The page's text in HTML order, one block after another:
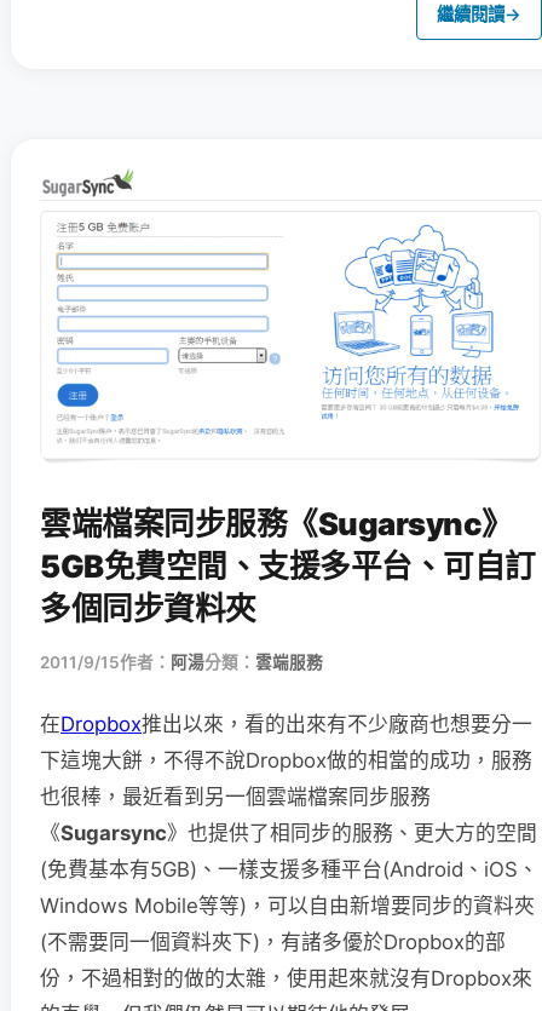
繼續閱讀→
雲端檔案同步服務《Sugarsync》
5GB免費空間、支援多平台、可自訂
多個同步資料夾
2011/9/15作者： 阿湯分類： 雲端服務
在Dropbox推出以來，看的出來有不少廠商也想要分一
下這塊大餅，不得不說Dropbox做的相當的成功，服務
也很棒，最近看到另一個雲端檔案同步服務
《Sugarsync》也提供了相同步的服務、更大方的空間
(免費基本有5GB)、一樣支援多種平台(Android、iOS、
Windows Mobile等等)，可以自由新增要同步的資料夾
(不需要同一個資料夾下)，有諸多優於Dropbox的部
份，不過相對的做的太雜，使用起來就沒有Dropbox來